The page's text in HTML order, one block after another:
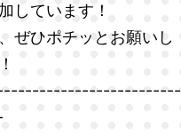
しています！
ぜひポチッとお願いし